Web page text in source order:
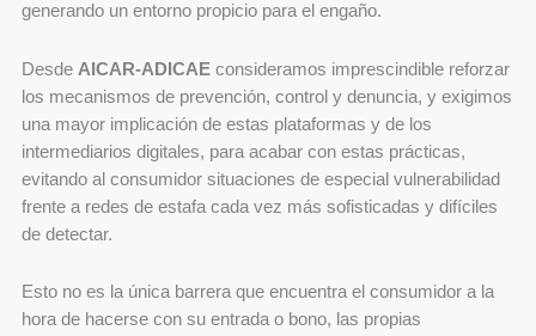
generando un entorno propicio para el engaño.
Desde AICAR-ADICAEconsideramos imprescindible reforzar
los mecanismos de prevención, control y denuncia, y exigimos
una mayor implicación de estas plataformas y de los
intermediarios digitales, para acabar con estas prácticas,
evitando al consumidor situaciones de especial vulnerabilidad
frente a redes de estafa cada vez más sofisticadas y difíciles
de detectar.
Esto no es la única barrera que encuentra el consumidor a la
hora de hacerse con su entrada o bono, las propias